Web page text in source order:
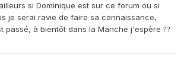
si Dominique est sur ce forum ou si
je serai ravie de faire sa connaissance,
passé, à bientôt dans la Manche j'espère ??